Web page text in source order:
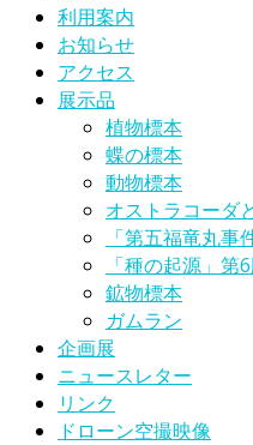
利用案内
お知らせ
アクセス
展示品
植物標本
蝶の標本
動物標本
オストラコーダ
「第五福竜丸事
「種の起源」第
鉱物標本
ガムラン
企画展
ニュースレター
リンク
ドローン空撮映像